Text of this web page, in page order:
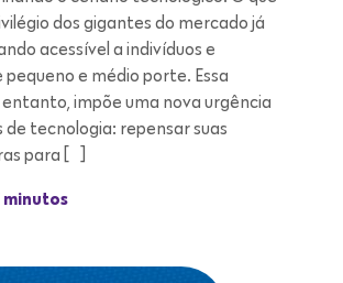
dos gigantes do mercado já
acessível a indivíduos e
pequeno e médio porte. Essa
impõe uma nova urgência
de tecnologia: repensar suas
para […]
minutos